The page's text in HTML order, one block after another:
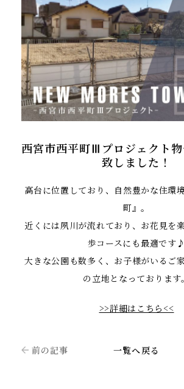
西宮市西平町Ⅲプロジェクト
致しました！
高台に位置しており、自然豊かな住環
町』。
近くには夙川が流れており、お花見を
歩コースにも最適です♪
大きな公園も数多く、お子様がいるご
の立地となっております。
>>詳細はこちら<<
前の記事 一覧へ戻る